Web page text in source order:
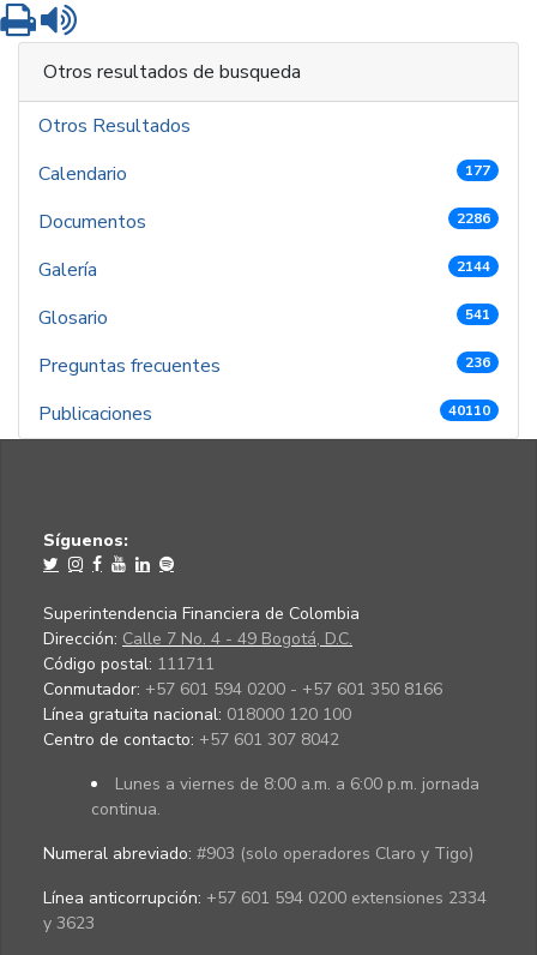
Imprimir
Otros resultados de busqueda
Otros Resultados
Calendario
177
Documentos 2286
Galería 2144
Glosario 541
Preguntas frecuentes 236
Publicaciones 40110
Síguenos:
Superintendencia Financiera de Colombia
Dirección: Calle 7 No. 4 - 49 Bogotá, D.C.
Código postal: 111711
Conmutador: +57 601 594 0200 - +57 601 350 8166
Línea gratuita nacional: 018000 120 100
Centro de contacto: +57 601 307 8042
Lunes a viernes de 8:00 a.m. a 6:00 p.m. jornada
continua.
Numeral abreviado: #903 (solo operadores Claro y Tigo)
Línea anticorrupción: +57 601 594 0200 extensiones 2334
y 3623